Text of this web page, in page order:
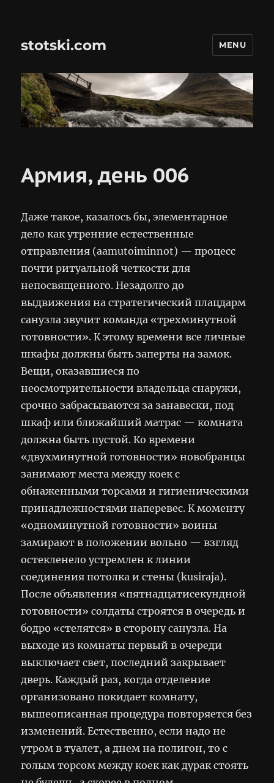
stotski.com MENU
Армия, день 006
Даже такое, казалось бы, элементарное
дело как утренние естественные
отправления (aamutoiminnot) — процесс
почти ритуальной четкости для
непосвященного. Незадолго до
выдвижения на стратегический плацдарм
санузла звучит команда «трехминутной
готовности». К этому времени все личные
шкафы должны быть заперты на замок.
Вещи, оказавшиеся по
неосмотрительности владельца снаружи,
срочно забрасываются за занавески, под
шкаф или ближайший матрас — комната
должна быть пустой. Ко времени
«двухминутной готовности» новобранцы
занимают места между коек с
обнаженными торсами и гигиеническими
принадлежностями наперевес. К моменту
«одноминутной готовности» воины
замирают в положении вольно — взгляд
остекленело устремлен к линии
соединения потолка и стены (kusiraja).
После объявления «пятнадцатисекундной
готовности» солдаты строятся в очередь и
бодро «стелятся» в сторону санузла. На
выходе из комнаты первый в очереди
выключает свет, последний закрывает
дверь. Каждый раз, когда отделение
организовано покидает комнату,
вышеописанная процедура повторяется без
изменений. Естественно, если надо не
утром в туалет, а днем на полигон, то с
голым торсом между коек как дурак стоять